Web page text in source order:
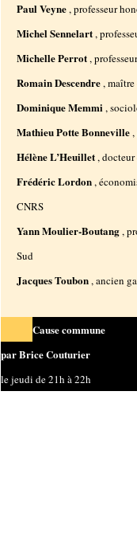
Paul Veyne, professeur
Michel Sennelart,
Michelle Perrot,
Romain Descendre, maître
Dominique Memmi,
Mathieu Potte Bonneville,
Hélène L’Heuillet,
Frédéric Lordon,
CNRS
Yann Moulier-Boutang,
Sud
Jacques Toubon, ancien
Cause commune
par Brice Couturier
le jeudi de 21h à 22h